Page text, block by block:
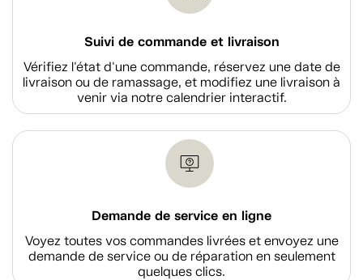
Suivi de commande et livraison
Vérifiez l'état d'une commande, réservez une date de
livraison ou de ramassage, et modifiez une livraison à
venir via notre calendrier interactif.
Demande de service en ligne
Voyez toutes vos commandes livrées et envoyez une
demande de service ou de réparation en seulement
quelques clics.